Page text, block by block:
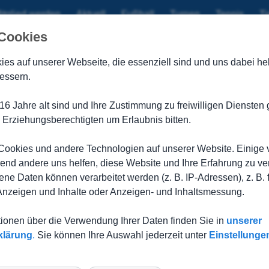
werden Aktuell Fußball Turnen Tennis
0:1 (0:1)
Botsch, Bessinger, Raabe, Schlauch, Kochendörfer,
vom Anstoß weg. Mulfingen mit zwei Pässen nach
köpfte den Abpraller zuerst an den Innenpfosten und
In der Folge verloren die Gäste immer mehr
vor der Halbzeit gefährlich, als ein Kopfball knapp über
doch scheiterten entweder an Keeper Möbius
auf unserer Webseite, die essenziell sind und uns dabei
Jahre alt sind und Ihre Zustimmung zu freiwilligen Diensten
um Erlaubnis bitten.
und andere Technologien auf unserer Website. Einige
andere uns helfen, diese Website und Ihre Erfahrung zu
Daten können verarbeitet werden (z. B. IP-Adressen), z. B.
und Inhalte oder Anzeigen- und Inhaltsmessung.
über die Verwendung Ihrer Daten finden Sie in unserer
. Sie können Ihre Auswahl jederzeit unter